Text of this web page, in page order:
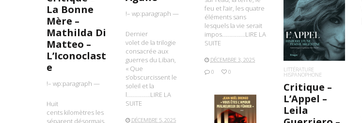
!– wp:paragraph —
Dernier
volet de la trilogie
consacrée aux
guerres du Liban,
« Que
s’obscurcissent le
soleil et la
l…………….LIRE LA
SUITE
DÉCEMBRE 5, 2025
feu et l’air, les quatre
éléments sans
lesquels la vie serait
impos…………….LIRE LA
SUITE
DÉCEMBRE 3, 2025
0
0
La Bonne
Mère –
Mathilda Di
Matteo –
L’Iconoclast
e
!– wp:paragraph —
Huit
cents kilomètres les
séparent désormais.
LIRE LA SUITE
LITTÉRATURE
HISPANOPHONE
Critique –
L’Appel –
Leila